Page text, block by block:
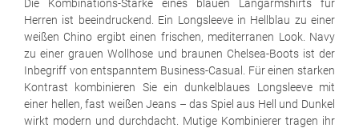
Die Kombinations-Stärke eines blauen Langarmshirts für
Herren ist beeindruckend. Ein Longsleeve in Hellblau zu einer
weißen Chino ergibt einen frischen, mediterranen Look. Navy
zu einer grauen Wollhose und braunen Chelsea-Boots ist der
Inbegriff von entspanntem Business-Casual. Für einen starken
Kontrast kombinieren Sie ein dunkelblaues Longsleeve mit
einer hellen, fast weißen Jeans – das Spiel aus Hell und Dunkel
wirkt modern und durchdacht. Mutige Kombinierer tragen ihr